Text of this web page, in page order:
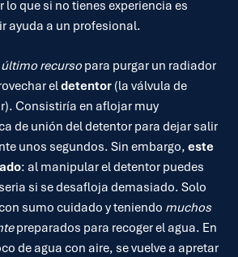
que si no tienes experiencia es
ayuda a un profesional.
último recurso para purgar un radiador
eldetentor (la válvula de
Consistiría en aflojar muy
de unión del detentor para dejar salir
unos segundos. Sin embargo, este
: al manipular el detentor puedes
si se desafloja demasiado. Solo
sumo cuidado y teniendo muchos
preparados para recoger el agua. En
de agua con aire, se vuelve a apretar